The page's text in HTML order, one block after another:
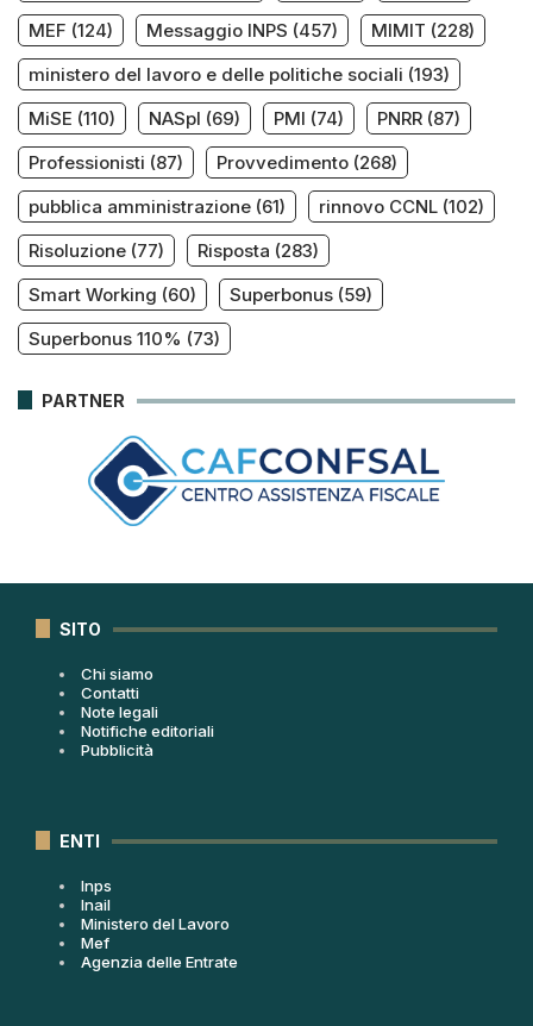
MEF (124) Messaggio INPS (457) MIMIT (228)
ministero del lavoro e delle politiche sociali (193)
MiSE (110) NASpI (69) PMI (74) PNRR (87)
Professionisti (87) Provvedimento (268)
pubblica amministrazione (61) rinnovo CCNL (102)
Risoluzione (77) Risposta (283)
Smart Working (60) Superbonus (59)
Superbonus 110% (73)
PARTNER
SITO
Chi siamo
Contatti
Note legali
Notifiche editoriali
Pubblicità
ENTI
Inps
Inail
Ministero del Lavoro
Mef
Agenzia delle Entrate